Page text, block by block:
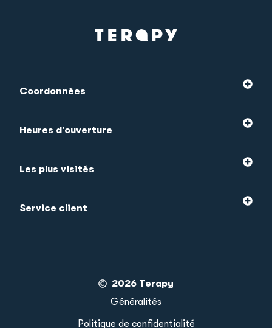
Coordonnées
Heures d’ouverture
Les plus visités
Service client
2026 Terapy
Généralités
Politique de confidentialité